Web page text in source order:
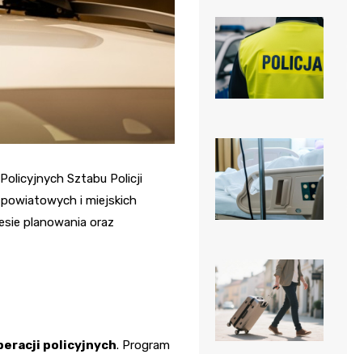
Sztabu Policji
powiatowych i miejskich
planowania oraz
policyjnych. Program